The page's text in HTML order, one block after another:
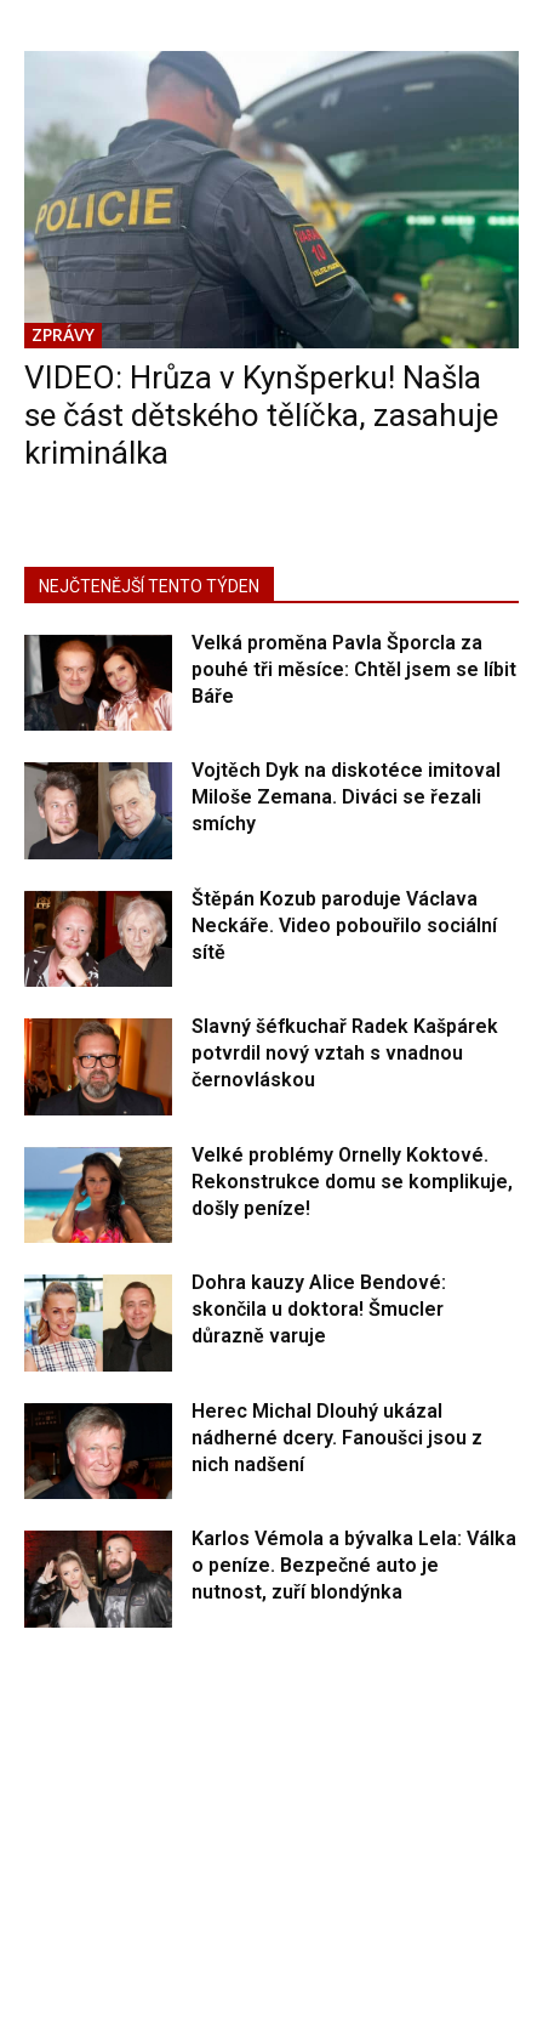
ZPRÁVY
VIDEO: Hrůza v Kynšperku! Našla
se část dětského tělíčka, zasahuje
kriminálka
NEJČTENĚJŠÍ TENTO TÝDEN
Velká proměna Pavla Šporcla za
pouhé tři měsíce: Chtěl jsem se líbit
Báře
Vojtěch Dyk na diskotéce imitoval
Miloše Zemana. Diváci se řezali
smíchy
Štěpán Kozub paroduje Václava
Neckáře. Video pobouřilo sociální
sítě
Slavný šéfkuchař Radek Kašpárek
potvrdil nový vztah s vnadnou
černovláskou
Velké problémy Ornelly Koktové.
Rekonstrukce domu se komplikuje,
došly peníze!
Dohra kauzy Alice Bendové:
skončila u doktora! Šmucler
důrazně varuje
Herec Michal Dlouhý ukázal
nádherné dcery. Fanoušci jsou z
nich nadšení
Karlos Vémola a bývalka Lela: Válka
o peníze. Bezpečné auto je
nutnost, zuří blondýnka